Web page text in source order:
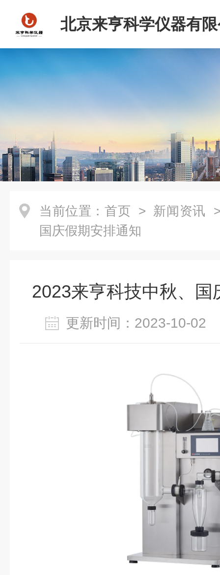
北京来亨科学仪器有
当前位置： 首页 > 新闻资讯
国庆假期安排通知
2023来亨科技中秋、国
更新时间：2023-10-